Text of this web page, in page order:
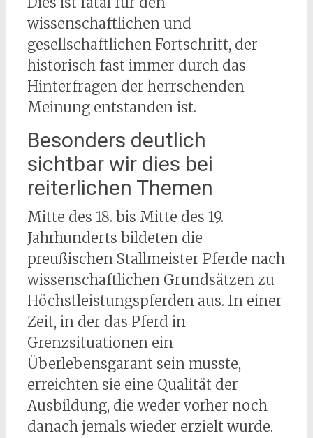
wissenschaftlichen und
gesellschaftlichen Fortschritt, der
historisch fast immer durch das
Hinterfragen der herrschenden
Meinung entstanden ist.
Besonders deutlich
sichtbar wir dies bei
reiterlichen Themen
Mitte des 18. bis Mitte des 19.
Jahrhunderts bildeten die
preußischen Stallmeister Pferde nach
wissenschaftlichen Grundsätzen zu
Höchstleistungspferden aus. In einer
Zeit, in der das Pferd in
Grenzsituationen ein
Überlebensgarant sein musste,
erreichten sie eine Qualität der
Ausbildung, die weder vorher noch
danach jemals wieder erzielt wurde.